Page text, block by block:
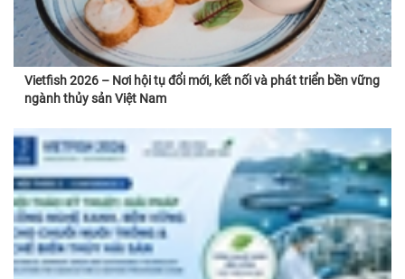
Vietfish 2026 – Nơi hội tụ đổi mới, kết nối và phát triển bền vững
ngành thủy sản Việt Nam